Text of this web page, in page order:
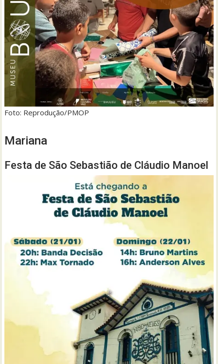
Foto: Reprodução/PMOP
Mariana
Festa de São Sebastião de Cláudio Manoel